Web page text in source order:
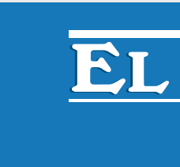
Skip